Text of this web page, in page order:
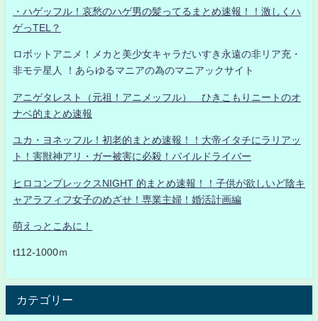
・ハゲッフル！哀愁のハゲ男の髪ってるまとめ速報！！激しくハ
ゲっTEL？
ロボットアニメ！メカと美少女キャラだいすき永遠の非リア充・
非モテ星人 ！あらゆるマニアの為のマニアックサイト
アニゲタレスト（元祖！アニメッフル） ひきこもりニートのオ
ナベ的まとめ速報
ユカ・ヨネッフル！初老的まとめ速報！！大帝イタチにラリアッ
ト！害獣神アリ・ガー被害に必殺！パイルドライバー
ヒロコンプレックスNIGHT 的まとめ速報！！子供が欲しいど陰キ
ャアラフィフ女子のめざせ！専業主婦！婚活計画編
萌えっとこあに！
t112-1000ｍ
カテゴリー